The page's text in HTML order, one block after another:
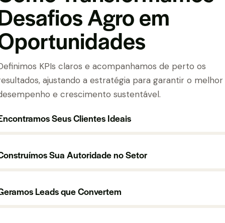
Agro em
KPIs claros e acompanhamos de perto os
ajustando a estratégia para garantir o melhor
e crescimento sustentável.
Seus Clientes Ideais
Sua Autoridade no Setor
Leads que Convertem